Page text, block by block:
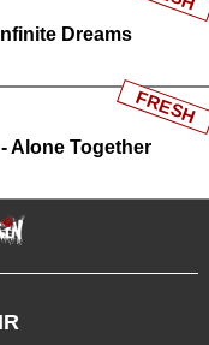
Dreams
Alone Together
FRESH